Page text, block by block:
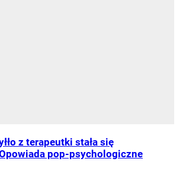
z terapeutki stała się
pop-psychologiczne